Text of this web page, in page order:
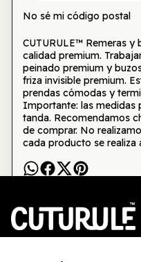
No sé mi código postal
CUTURULE™ Remeras
calidad premium.
peinado premium y
friza invisible premium.
prendas cómodas y
Importante: las medidas
tanda. Recomendamos
de comprar. No
cada producto se realiza